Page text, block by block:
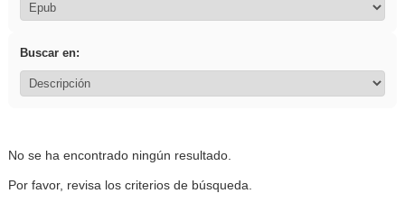
Buscar en:
No se ha encontrado ningún resultado.
Por favor, revisa los criterios de búsqueda.